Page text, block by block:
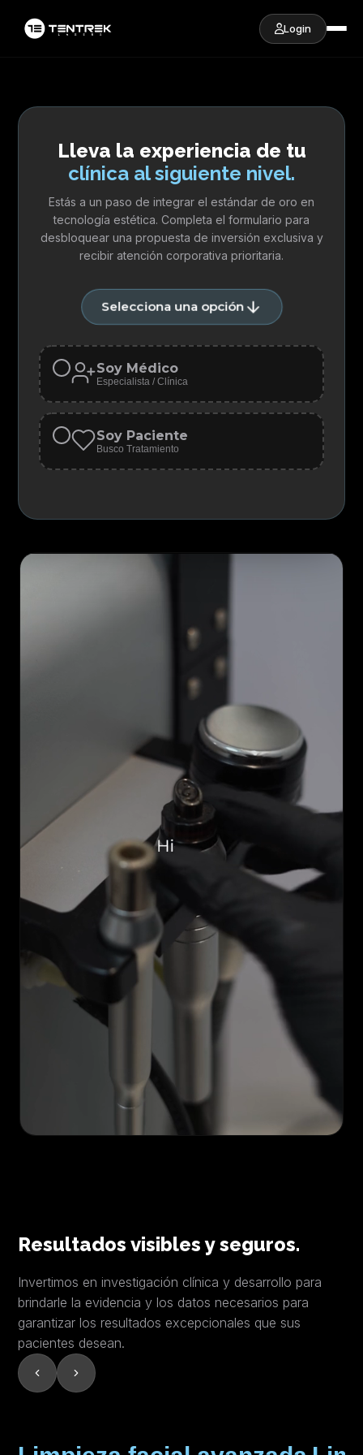
Buscar
Portal Pacientes
Iniciar Sesión
Login
Lleva la experiencia de tu
clínica al siguiente nivel.
Estás a un paso de integrar el estándar de oro en
tecnología estética. Completa el formulario para
desbloquear una propuesta de inversión exclusiva y
recibir atención corporativa prioritaria.
Selecciona una opción
Soy Médico
Especialista / Clínica
Soy Paciente
Busco Tratamiento
Resultados visibles y seguros.
Invertimos en investigación clínica y desarrollo para
brindarle la evidencia y los datos necesarios para
garantizar los resultados excepcionales que sus
pacientes desean.